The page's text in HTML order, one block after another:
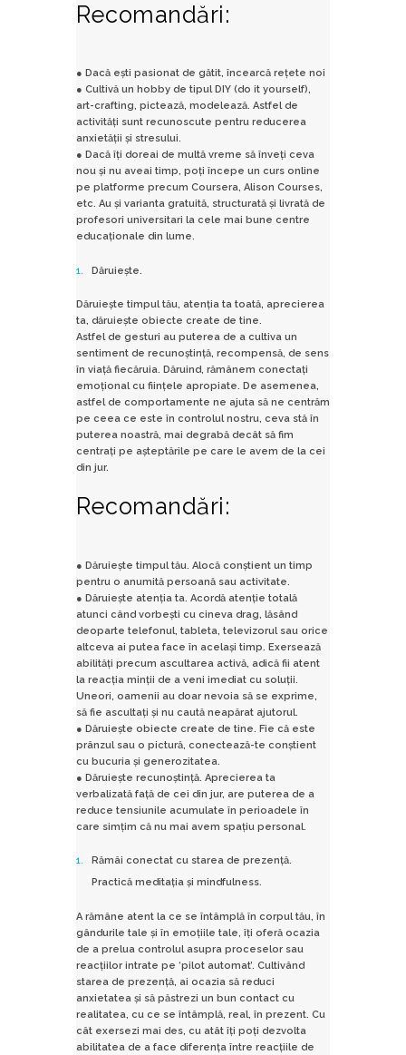
Recomandări:
● Dacă ești pasionat de gătit, încearcă rețete noi
● Cultivă un hobby de tipul DIY (do it yourself),
art-crafting, pictează, modelează. Astfel de
activități sunt recunoscute pentru reducerea
anxietății și stresului.
● Dacă îți doreai de multă vreme să înveți ceva
nou și nu aveai timp, poți începe un curs online
pe platforme precum Coursera, Alison Courses,
etc. Au și varianta gratuită, structurată și livrată de
profesori universitari la cele mai bune centre
educaționale din lume.
Dăruiește.
Dăruiește timpul tău, atenția ta toată, aprecierea
ta, dăruiește obiecte create de tine.
Astfel de gesturi au puterea de a cultiva un
sentiment de recunoștință, recompensă, de sens
în viață fiecăruia. Dăruind, rămânem conectați
emoțional cu ființele apropiate. De asemenea,
astfel de comportamente ne ajuta să ne centrăm
pe ceea ce este în controlul nostru, ceva stă în
puterea noastră, mai degrabă decât să fim
centrați pe așteptările pe care le avem de la cei
din jur.
Recomandări:
● Dăruiește timpul tău. Alocă conștient un timp
pentru o anumită persoană sau activitate.
● Dăruiește atenția ta. Acordă atenție totală
atunci când vorbești cu cineva drag, lăsând
deoparte telefonul, tableta, televizorul sau orice
altceva ai putea face în același timp. Exersează
abilități precum ascultarea activă, adică fii atent
la reacția minții de a veni imediat cu soluții.
Uneori, oamenii au doar nevoia să se exprime,
să fie ascultați și nu caută neapărat ajutorul.
● Dăruiește obiecte create de tine. Fie că este
prânzul sau o pictură, conectează-te conștient
cu bucuria și generozitatea.
● Dăruiește recunoștință. Aprecierea ta
verbalizată față de cei din jur, are puterea de a
reduce tensiunile acumulate în perioadele în
care simțim că nu mai avem spațiu personal.
Rămâi conectat cu starea de prezență.
Practică meditația și mindfulness.
A rămâne atent la ce se întâmplă în corpul tău, în
gândurile tale și în emoțiile tale, îți oferă ocazia
de a prelua controlul asupra proceselor sau
reacțiilor intrate pe ‘pilot automat’. Cultivând
starea de prezență, ai ocazia să reduci
anxietatea și să păstrezi un bun contact cu
realitatea, cu ce se întâmplă, real, în prezent. Cu
cât exersezi mai des, cu atât îți poți dezvolta
abilitatea de a face diferența între reacțiile de